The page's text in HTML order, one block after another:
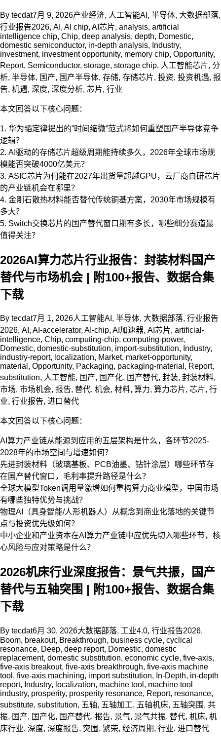
By tecdat7月 9, 2026产业经济, 人工智能AI , 半导体, 大数据部落,
行业报告2026, AI , AI chip, AI芯片, analysis, artificial
intelligence chip, Chip, deep analysis, depth, Domestic,
domestic semiconductor, in-depth analysis, Industry,
investment, investment opportunity, memory chip, Opportunity,
Report, Semiconductor, storage, storage chip, 人工智能芯片, 分
析, 半导体, 国产, 国产半导体, 存储, 存储芯片, 投资, 投资机遇, 报
告, 机遇, 深度, 深度分析, 芯片, 行业
本文回答以下核心问题：
1. 华为韬定律提出的”时间缩微”范式将如何重塑国产半导体竞争
逻辑？
2. AI驱动的存储芯片超级周期能持续多久，2026年全球市场规
模能否突破4000亿美元？
3. ASIC芯片为何能在2027年出货量超越GPU，云厂商自研芯片
的产业链机会在哪里？
4. 金刚石散热材料能否替代传统铜基方案，2030年市场规模有
多大？
5. Switch交换芯片的国产替代窗口期有多长，哪些细分赛道最
值得关注？
2026AI算力芯片行业报告：封装材料国产
替代与市场机会 | 附100+报告、数据合集
下载
By tecdat7月 1, 2026人工智能AI , 半导体, 大数据部落, 行业报告
2026, AI , AI-accelerator, AI-chip, AI加速器, AI芯片, artificial-
intelligence, Chip, computing-chip, computing-power,
Domestic, domestic-substitution, import-substitution, Industry,
industry-report, localization, Market, market-opportunity,
material , Opportunity, Packaging, packaging-material , Report,
substitution, 人工智能, 国产, 国产化, 国产替代, 封装, 封装材料,
市场, 市场机会, 报告, 替代, 机会, 材料, 算力, 算力芯片, 芯片, 行
业, 行业报告, 进口替代
本文回答以下核心问题：
AI算力产业链从能源到应用的五层架构是什么，各环节2025-
2028年的市场空间与增速如何？
先进封装材料（玻璃基板、PCB油墨、钻针涂层）哪些环节存
在国产替代窗口，毛利率提升路径是什么？
全球大模型Token调用量激增如何重构算力商业模型，中国市场
有哪些独特优势与挑战？
物理AI（具身智能/人形机器人）从概念到商业化落地的关键节
点与投资优先级如何？
中小企业和产业资本在AI算力产业链中应优先切入哪些环节，核
心风险与应对策略是什么？
2026机床行业深度报告：景气共振，国产
替代与五轴突围 | 附100+报告、数据合集
下载
By tecdat6月 30, 2026大数据部落, 工业4.0, 行业报告2026,
Boom, breakout, Breakthrough, business cycle, cyclical
resonance, Deep, deep report, Domestic, domestic
replacement, domestic substitution, economic cycle, five-axis,
five-axis breakout, five-axis breakthrough, five-axis machine
tool , five-axis machining, import substitution, In-Depth, in-depth
report, Industry, localization, machine tool , machine tool
industry, prosperity, prosperity resonance, Report, resonance,
substitute, substitution, 五轴, 五轴加工, 五轴机床, 五轴突围 , 共
振, 国产, 国产化, 国产替代, 报告, 景气, 景气共振, 替代, 机床, 机
床行业, 深度, 深度报告, 突围 , 繁荣, 经济周期, 行业, 进口替代